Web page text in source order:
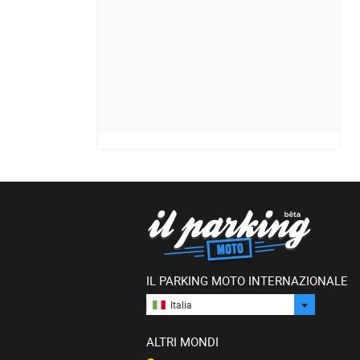
IL PARKING MOTO INTERNAZIONALE
Italia
ALTRI MONDI